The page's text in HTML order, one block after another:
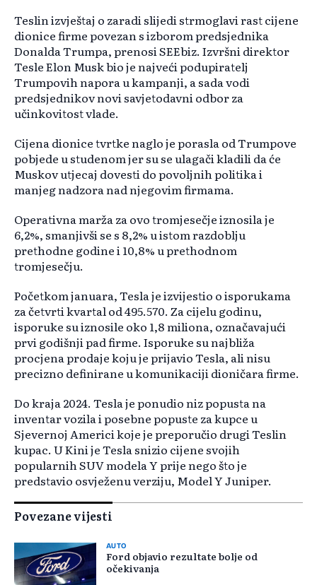
Teslin izvještaj o zaradi slijedi strmoglavi rast cijene
dionice firme povezan s izborom predsjednika
Donalda Trumpa, prenosi SEEbiz. Izvršni direktor
Tesle Elon Musk bio je najveći podupiratelj
Trumpovih napora u kampanji, a sada vodi
predsjednikov novi savjetodavni odbor za
učinkovitost vlade.
Cijena dionice tvrtke naglo je porasla od Trumpove
pobjede u studenom jer su se ulagači kladili da će
Muskov utjecaj dovesti do povoljnih politika i
manjeg nadzora nad njegovim firmama.
Operativna marža za ovo tromjesečje iznosila je
6,2%, smanjivši se s 8,2% u istom razdoblju
prethodne godine i 10,8% u prethodnom
tromjesečju.
Početkom januara, Tesla je izvijestio o isporukama
za četvrti kvartal od 495.570. Za cijelu godinu,
isporuke su iznosile oko 1,8 miliona, označavajući
prvi godišnji pad firme. Isporuke su najbliža
procjena prodaje koju je prijavio Tesla, ali nisu
precizno definirane u komunikaciji dioničara firme.
Do kraja 2024. Tesla je ponudio niz popusta na
inventar vozila i posebne popuste za kupce u
Sjevernoj Americi koje je preporučio drugi Teslin
kupac. U Kini je Tesla snizio cijene svojih
popularnih SUV modela Y prije nego što je
predstavio osvježenu verziju, Model Y Juniper.
Povezane vijesti
AUTO
Ford objavio rezultate bolje od
očekivanja